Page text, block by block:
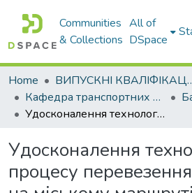
Communities
& Collections
All of
DSpace
Home
ВИПУСКНІ
Кафедра транспортних технологій
Удосконалення технологічного процесу перевезення пасажирів на міському маршруті № 272е «м. Конституції –вул. Світла» (м. Харків)
Удосконалення
процесу